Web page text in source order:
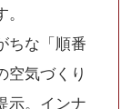
ちな「順番
空気づくり
示。インナ